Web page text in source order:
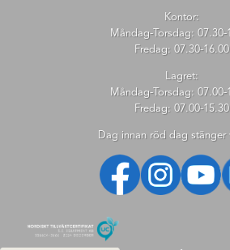
Kontor:
Måndag-Torsdag: 07.30-
Fredag: 07.30-16.00
Lagret:
Måndag-Torsdag: 07.00-
Fredag: 07.00-15.30
Dag innan röd dag stänger